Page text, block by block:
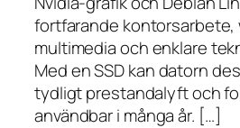
fortfarande kontorsarbete,
multimedia och enklare
Med en SSD kan datorn
tydligt prestandalyft och
användbar i många år. […]